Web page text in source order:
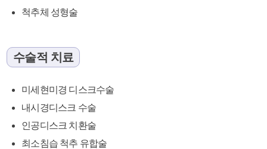
척추체 성형술
수술적 치료
미세현미경 디스크수술
내시경디스크 수술
인공디스크 치환술
최소침습 척추 유합술